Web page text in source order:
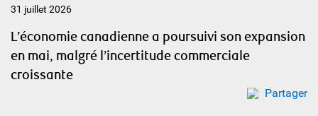
31 juillet 2026
L’économie canadienne a poursuivi son expansion
en mai, malgré l’incertitude commerciale
croissante
Partager